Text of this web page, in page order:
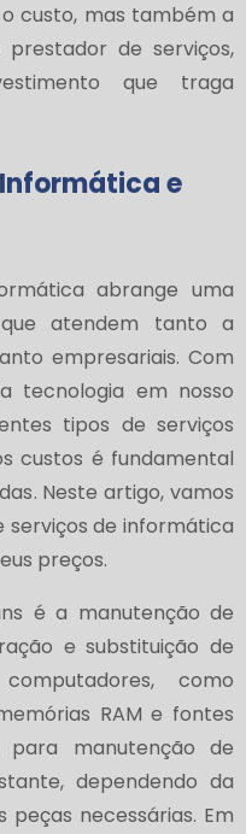
custo, mas também a
de serviços,
que traga
e
abrange uma
atendem tanto a
empresariais. Com
tecnologia em nosso
tipos de serviços
custos é fundamental
Neste artigo, vamos
serviços de informática
preços.
é a manutenção de
e substituição de
como
RAM e fontes
para manutenção de
dependendo da
necessárias. Em